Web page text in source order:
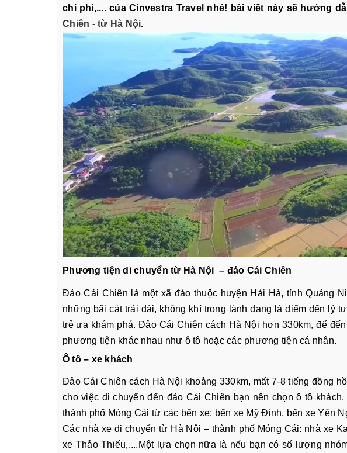
chi phí,.... của Cinvestra Travel nhé! bài viết này sẽ hướng
Chiên - từ Hà Nội.
Phương tiện di chuyển từ Hà Nội – đảo Cái Chiên
Đảo Cái Chiên là một xã đảo thuộc huyện Hải Hà, tỉnh Quảng
những bãi cát trải dài, không khí trong lành đang là điểm đến lý
trẻ ưa khám phá. Đảo Cái Chiên cách Hà Nội hơn 330km, để
phương tiện khác nhau như ô tô hoặc các phương tiện cá nhân.
Ô tô – xe khách
Đảo Cái Chiên cách Hà Nội khoảng 330km, mất 7-8 tiếng đồng
cho việc di chuyển đến đảo Cái Chiên bạn nên chọn ô tô
thành phố Móng Cái từ các bến xe: bến xe Mỹ Đình, bến xe Yên
Các nhà xe di chuyển từ Hà Nội – thành phố Móng Cái: nhà xe
xe Thảo Thiếu,....Một lựa chọn nữa là nếu bạn có số lượng